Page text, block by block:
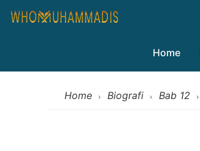
Home
Home › Biografi › Bab 12 ›